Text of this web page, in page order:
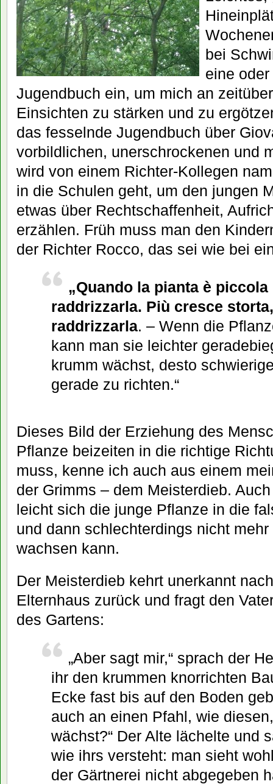
bei
eine
Jugendbuch ein, um mich an
Einsichten zu stärken und zu
das fesselnde Jugendbuch über
vorbildlichen, unerschrockenen und
wird von einem Richter-Kollegen
in die Schulen geht, um den jungen
etwas über Rechtschaffenheit,
erzählen. Früh muss man den
der Richter Rocco, das sei wie bei
„Quando la pianta è
raddrizzarla. Più cresce
raddrizzarla. – Wenn die
kann man sie leichter
krumm wächst, desto
gerade zu richten.“
Dieses Bild der Erziehung des
Pflanze beizeiten in die richtige
muss, kenne ich auch aus einem
der Grimms – dem Meisterdieb.
leicht sich die junge Pflanze in die
und dann schlechterdings nicht mehr
wachsen kann.
Der Meisterdieb kehrt unerkannt
Elternhaus zurück und fragt den
des Gartens:
„Aber sagt mir,“ sprach der
ihr den krummen knorrichten
Ecke fast bis auf den Boden
auch an einen Pfahl, wie
wächst?“ Der Alte lächelte und
wie ihrs versteht: man sieht
der Gärtnerei nicht abgegeben